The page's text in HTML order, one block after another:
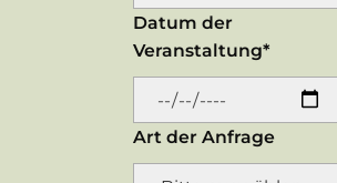
Datum der
Veranstaltung*
Art der Anfrage